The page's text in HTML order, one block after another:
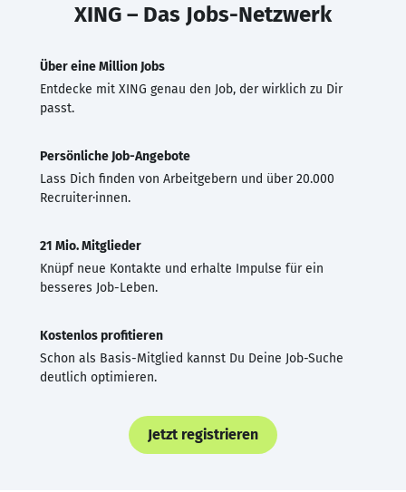
XING – Das Jobs-Netzwerk
Über eine Million Jobs
Entdecke mit XING genau den Job, der wirklich zu Dir
passt.
Persönliche Job-Angebote
Lass Dich finden von Arbeitgebern und über 20.000
Recruiter·innen.
21 Mio. Mitglieder
Knüpf neue Kontakte und erhalte Impulse für ein
besseres Job-Leben.
Kostenlos profitieren
Schon als Basis-Mitglied kannst Du Deine Job-Suche
deutlich optimieren.
Jetzt registrieren